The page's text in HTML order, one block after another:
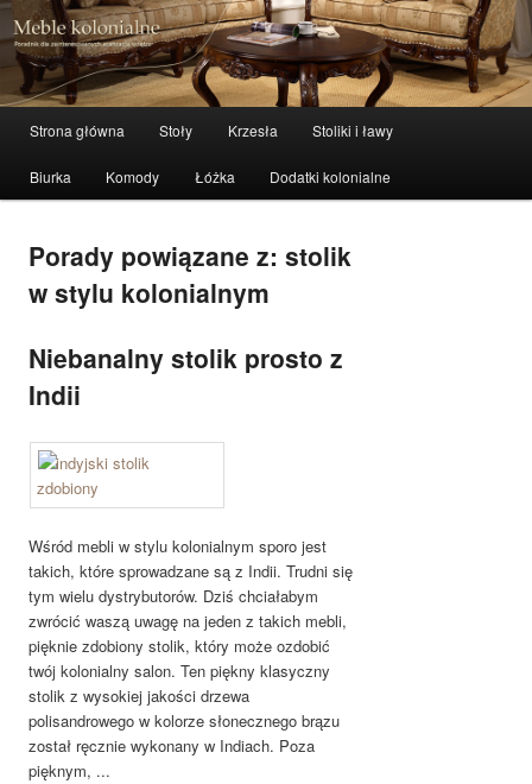
Meble kolonialne – zibi-meble.pl
meble stylowe, meble kolonialne i indyjskie
Przeskocz do tekstu
Przeskocz do widgetów
Strona główna Stoły Krzesła Stoliki i ławy
Biurka Komody Łóżka Dodatki kolonialne
Porady powiązane z:stolik
w stylu kolonialnym
Niebanalny stolik prosto z
Indii
Wśród mebli w stylu kolonialnym sporo jest
takich, które sprowadzane są z Indii. Trudni się
tym wielu dystrybutorów. Dziś chciałabym
zwrócić waszą uwagę na jeden z takich mebli,
pięknie zdobiony stolik, który może ozdobić
twój kolonialny salon. Ten piękny klasyczny
stolik z wysokiej jakości drzewa
polisandrowego w kolorze słonecznego brązu
został ręcznie wykonany w Indiach. Poza
pięknym, ...